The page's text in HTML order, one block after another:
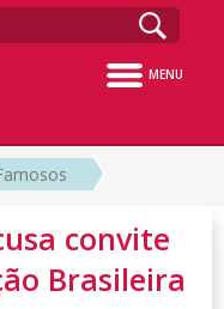
MENU
convite
Brasileira